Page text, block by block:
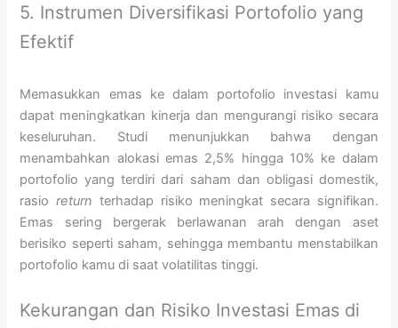
5. Instrumen Diversifikasi Portofolio yang
Efektif
Memasukkan emas ke dalam portofolio investasi kamu
dapat meningkatkan kinerja dan mengurangi risiko secara
keseluruhan. Studi menunjukkan bahwa dengan
menambahkan alokasi emas 2,5% hingga 10% ke dalam
portofolio yang terdiri dari saham dan obligasi domestik,
rasioreturn terhadap risiko meningkat secara signifikan.
Emas sering bergerak berlawanan arah dengan aset
berisiko seperti saham, sehingga membantu menstabilkan
portofolio kamu di saat volatilitas tinggi.
Kekurangan dan Risiko Investasi Emas di